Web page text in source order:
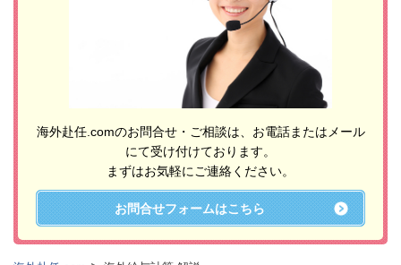
海外赴任.comのお問合せ・ご相談は、お電話またはメール
にて受け付けております。
まずはお気軽にご連絡ください。
お問合せフォームはこちら